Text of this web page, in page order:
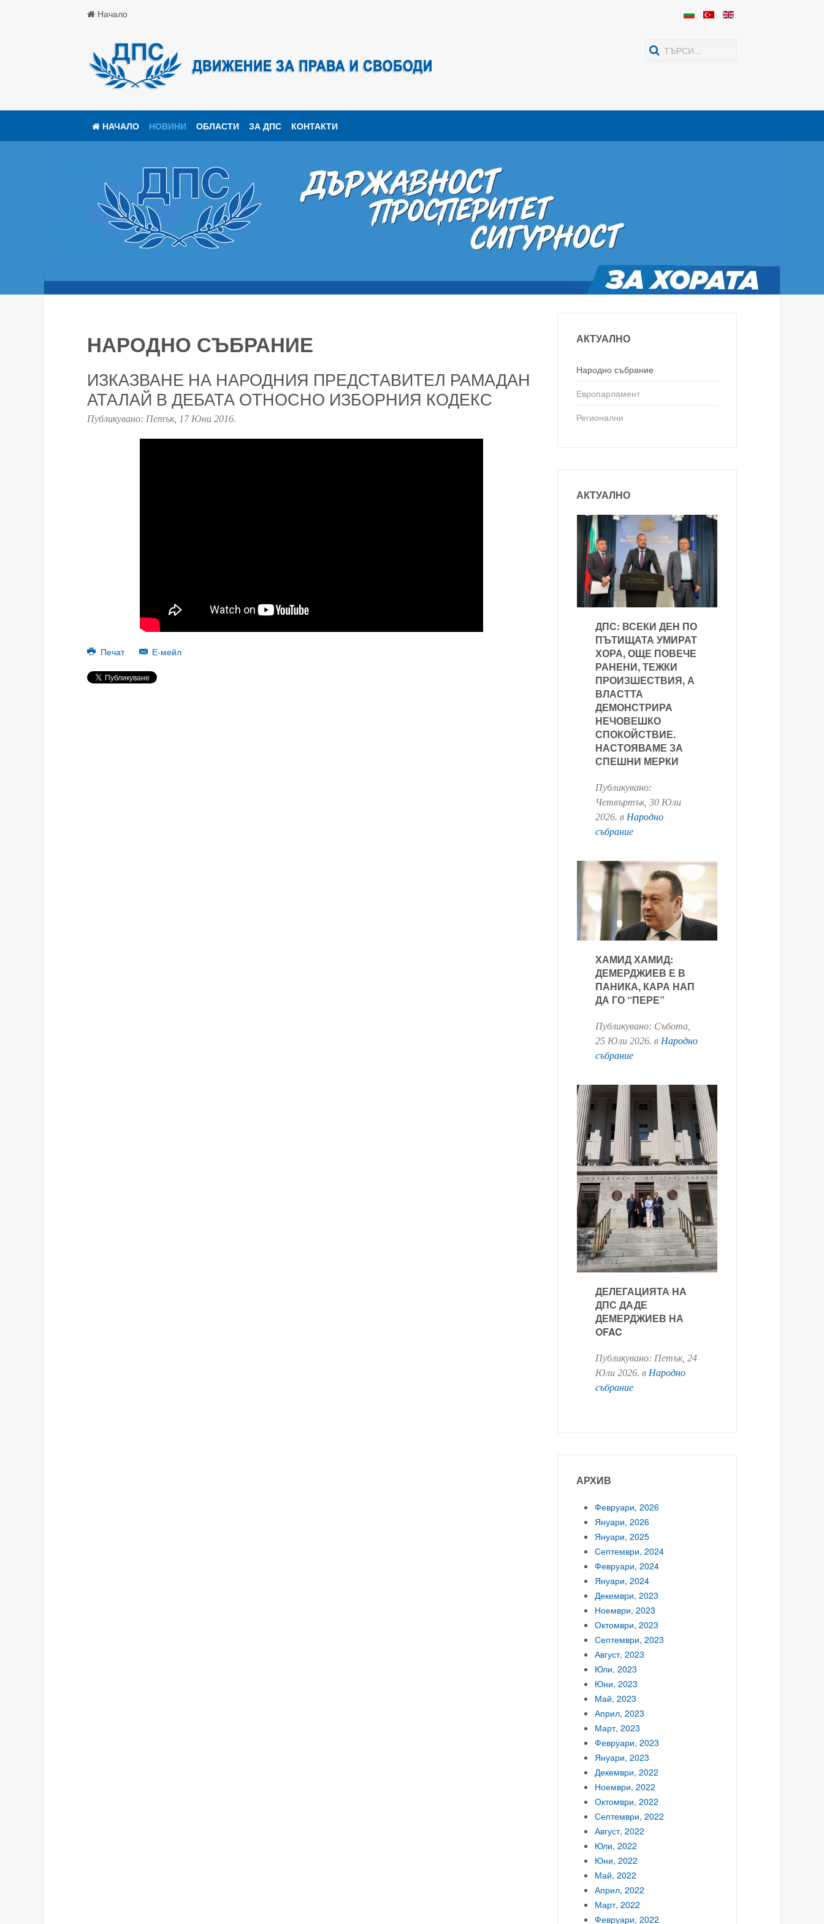
Начало
НАЧАЛО НОВИНИ ОБЛАСТИ ЗА ДПС КОНТАКТИ
НАРОДНО СЪБРАНИЕ
ИЗКАЗВАНЕ НА НАРОДНИЯ ПРЕДСТАВИТЕЛ РАМАДАН
АТАЛАЙ В ДЕБАТА ОТНОСНО ИЗБОРНИЯ КОДЕКС
Публикувано: Петък, 17 Юни 2016.
Печат Е-мейл
АКТУАЛНО
Народно събрание
Европарламент
Регионални
АКТУАЛНО
ДПС: ВСЕКИ ДЕН ПО
ПЪТИЩАТА УМИРАТ
ХОРА, ОЩЕ ПОВЕЧЕ
РАНЕНИ, ТЕЖКИ
ПРОИЗШЕСТВИЯ, А
ВЛАСТТА
ДЕМОНСТРИРА
НЕЧОВЕШКО
СПОКОЙСТВИЕ.
НАСТОЯВАМЕ ЗА
СПЕШНИ МЕРКИ
Публикувано:
Четвъртък, 30 Юли
2026. в Народно
събрание
ХАМИД ХАМИД:
ДЕМЕРДЖИЕВ Е В
ПАНИКА, КАРА НАП
ДА ГО “ПЕРЕ”
Публикувано: Събота,
25 Юли 2026. в Народно
събрание
ДЕЛЕГАЦИЯТА НА
ДПС ДАДЕ
ДЕМЕРДЖИЕВ НА
OFAC
Публикувано: Петък, 24
Юли 2026. в Народно
събрание
АРХИВ
Февруари, 2026
Януари, 2026
Януари, 2025
Септември, 2024
Февруари, 2024
Януари, 2024
Декември, 2023
Ноември, 2023
Октомври, 2023
Септември, 2023
Август, 2023
Юли, 2023
Юни, 2023
Май, 2023
Април, 2023
Март, 2023
Февруари, 2023
Януари, 2023
Декември, 2022
Ноември, 2022
Октомври, 2022
Септември, 2022
Август, 2022
Юли, 2022
Юни, 2022
Май, 2022
Април, 2022
Март, 2022
Февруари, 2022